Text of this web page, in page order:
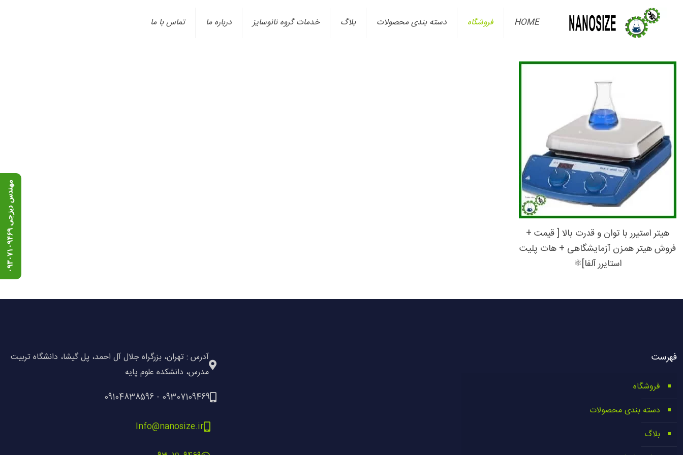
HOME فروشگاه دسته بندی محصولات بلاگ خدمات گروه نانوسایز درباره ما تماس با ما
هیتر استیرر با توان و قدرت بالا [ قیمت +
فروش هیتر همزن آزمایشگاهی + هات پلیت
استایرر آلفا]⚛︎
فهرست
فروشگاه
دسته بندی محصولات
بلاگ
آدرس : تهران، بزرگراه جلال آل احمد، پل گیشا، دانشگاه تربیت
مدرس، دانشکده علوم پایه
09307109469 - 09104838596
Info@nanosize.ir
م
ه
ن
د
س
د
ی
ز
ج
ی
۰
۹
۳
۰
۷
۱
۰
۹
۴
۶
۹